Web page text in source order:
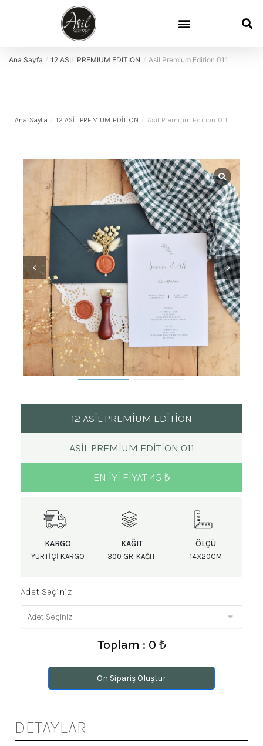
Ana Sayfa / 12 ASİL PREMİUM EDİTİON / Asil Premium Edition 011
Ana Sayfa / 12 ASİL PREMİUM EDİTİON / Asil Premium Edition 011
12 ASİL PREMİUM EDİTİON
ASIL PREMIUM EDITION 011
EN IYI FIYAT 45 ₺
KARGO
YURTIÇI KARGO
KAĞIT
300 GR. KAĞIT
ÖLÇÜ
14X20CM
Adet Seçiniz
Toplam : 0 ₺
Ön Sipariş Oluştur
DETAYLAR